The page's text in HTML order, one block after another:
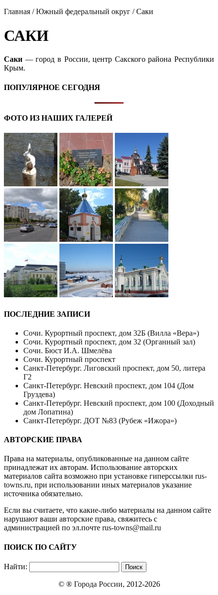
Главная /Южный федеральный округ / Саки
САКИ
Саки — город в России, центр Сакского района Республики
Крым.
ПОПУЛЯРНОЕ СЕГОДНЯ
ФОТО ИЗ НАШИХ ГАЛЕРЕЙ
ПОСЛЕДНИЕ ЗАПИСИ
Сочи. Курортный проспект, дом 32Б (Вилла «Вера»)
Сочи. Курортный проспект, дом 32 (Органный зал)
Сочи. Бюст И.А. Шмелёва
Сочи. Курортный проспект
Санкт-Петербург. Лиговский проспект, дом 50, литера
Г2
Санкт-Петербург. Невский проспект, дом 104 (Дом
Груздева)
Санкт-Петербург. Невский проспект, дом 100 (Доходный
дом Лопатина)
Санкт-Петербург. ДОТ №83 (Рубеж «Ижора»)
АВТОРСКИЕ ПРАВА
Права на материалы, опубликованные на данном сайте
принадлежат их авторам. Использование авторских
материалов сайта возможно при установке гиперссылки rus-
towns.ru, при использовании иных материалов указание
источника обязательно.
Если вы считаете, что какие-либо материалы на данном сайте
нарушают ваши авторские права, свяжитесь с
администрацией по эл.почте rus-towns@mail.ru
ПОИСК ПО САЙТУ
Найти:
© ® Города России, 2012-2026